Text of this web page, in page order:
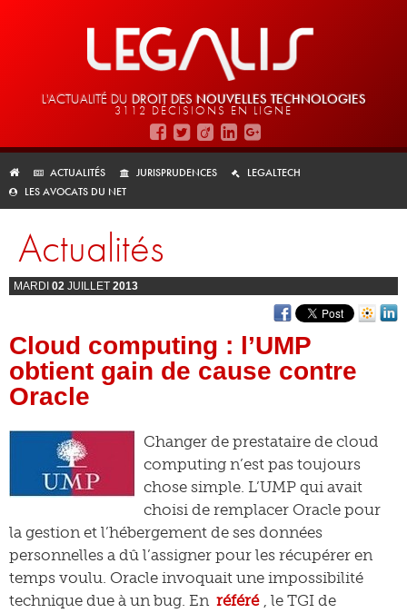
L'ACTUALITÉ DU DROIT DES NOUVELLES TECHNOLOGIES
3112 DÉCISIONS EN LIGNE
ACTUALITÉS JURISPRUDENCES
LEGALTECH
LES AVOCATS DU NET
Actualités
MARDI 02 JUILLET 2013
Cloud computing : l’UMP
obtient gain de cause contre
Oracle
Changer de prestataire de cloud
computing n’est pas toujours
chose simple. L’UMP qui avait
choisi de remplacer Oracle pour
la gestion et l’hébergement de ses données
personnelles a dû l’assigner pour les récupérer en
temps voulu. Oracle invoquait une impossibilité
technique due à un bug. En référé , le TGI de